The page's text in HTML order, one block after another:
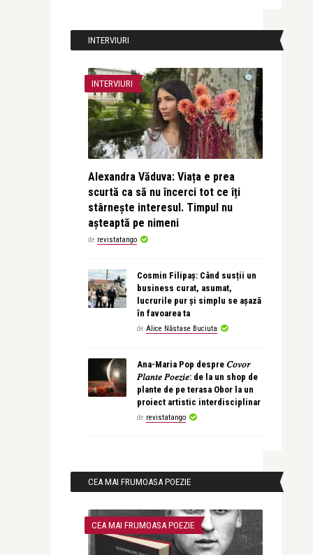
INTERVIURI
INTERVIURI
Alexandra Văduva: Viața e prea
scurtă ca să nu încerci tot ce îți
stârnește interesul. Timpul nu
așteaptă pe nimeni
de revistatango
Cosmin Filipaș: Când susții un
business curat, asumat,
lucrurile pur și simplu se așază
în favoarea ta
de Alice Năstase Buciuta
Ana-Maria Pop despre 𝐶𝑜𝑣𝑜𝑟
𝑃𝑙𝑎𝑛𝑡𝑒 𝑃𝑜𝑒𝑧𝑖𝑒: de la un shop de
plante de pe terasa Obor la un
proiect artistic interdisciplinar
de revistatango
CEA MAI FRUMOASA POEZIE
CEA MAI FRUMOASA POEZIE